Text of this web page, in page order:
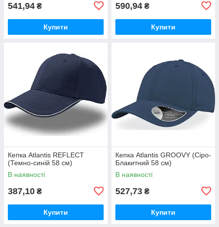
541,94 ₴
Купити
590,94 ₴
Купити
Кепка Atlantis REFLECT
(Темно-синій 58 см)
В наявності
387,10 ₴
Купити
Кепка Atlantis GROOVY (Сіро-
Блакитний 58 см)
В наявності
527,73 ₴
Купити